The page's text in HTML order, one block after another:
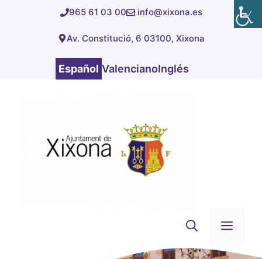
965 61 03 00 info@xixona.es
Av. Constitució, 6 03100, Xixona
Español ValencianoInglés